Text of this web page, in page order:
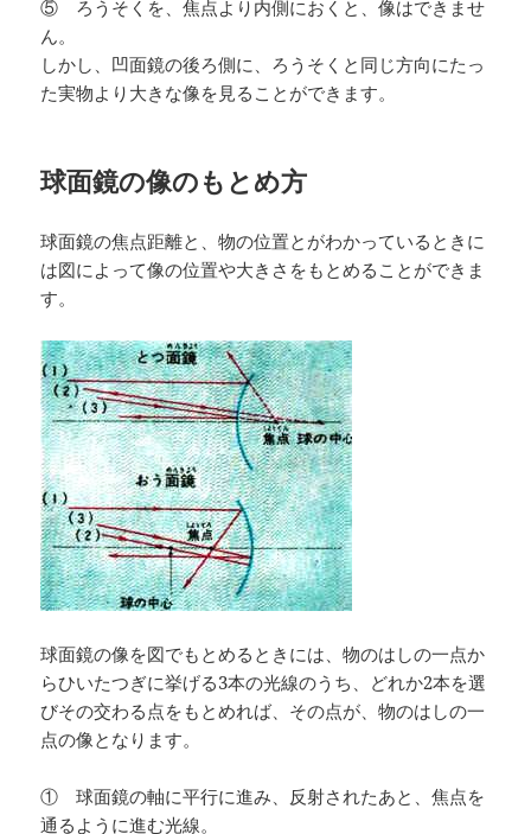
⑤ ろうそくを、焦点より内側におくと、像はできませ
ん。
しかし、凹面鏡の後ろ側に、ろうそくと同じ方向にたっ
た実物より大きな像を見ることができます。
球面鏡の像のもとめ方
球面鏡の焦点距離と、物の位置とがわかっているときに
は図によって像の位置や大きさをもとめることができま
す。
球面鏡の像を図でもとめるときには、物のはしの一点か
らひいたつぎに挙げる3本の光線のうち、どれか2本を選
びその交わる点をもとめれば、その点が、物のはしの一
点の像となります。
① 球面鏡の軸に平行に進み、反射されたあと、焦点を
通るように進む光線。